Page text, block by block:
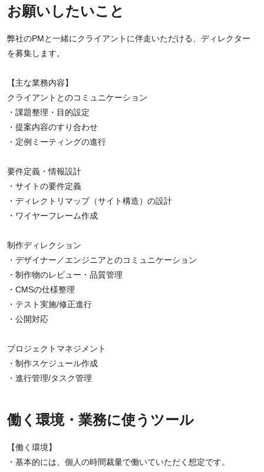
お願いしたいこと
弊社のPMと一緒にクライアントに伴走いただける、ディレクター
を募集します。
【主な業務内容】
クライアントとのコミュニケーション
・課題整理・目的設定
・提案内容のすり合わせ
・定例ミーティングの進行
要件定義・情報設計
・サイトの要件定義
・ディレクトリマップ（サイト構造）の設計
・ワイヤーフレーム作成
制作ディレクション
・デザイナー／エンジニアとのコミュニケーション
・制作物のレビュー・品質管理
・CMSの仕様整理
・テスト実施/修正進行
・公開対応
プロジェクトマネジメント
・制作スケジュール作成
・進行管理/タスク管理
働く環境・業務に使うツール
【働く環境】
・基本的には、個人の時間裁量で働いていただく想定です。